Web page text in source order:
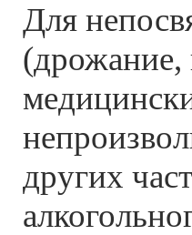
Для
(дрожание,
других